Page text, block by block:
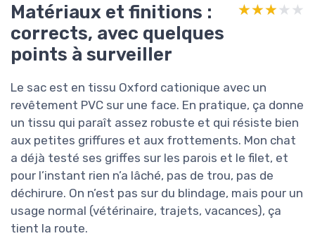
Matériaux et finitions :
corrects, avec quelques
points à surveiller
★★★★★
★★★★★
Le sac est en tissu Oxford cationique avec un
revêtement PVC sur une face. En pratique, ça donne
un tissu qui paraît assez robuste et qui résiste bien
aux petites griffures et aux frottements. Mon chat
a déjà testé ses griffes sur les parois et le filet, et
pour l’instant rien n’a lâché, pas de trou, pas de
déchirure. On n’est pas sur du blindage, mais pour un
usage normal (vétérinaire, trajets, vacances), ça
tient la route.